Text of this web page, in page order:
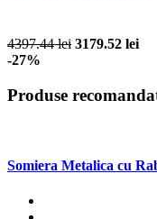
4397.44 lei 3179.52 lei
-27%
Produse
Somiera Metalica cu